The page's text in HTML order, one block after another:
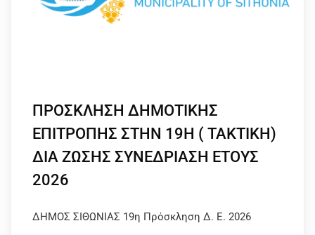
ΠΡΟΣΚΛΗΣΗ ΔΗΜΟΤΙΚΗΣ
ΕΠΙΤΡΟΠΗΣ ΣΤΗΝ 19Η ( ΤΑΚΤΙΚΗ)
ΔΙΑ ΖΩΣΗΣ ΣΥΝΕΔΡΙΑΣΗ ΕΤΟΥΣ
2026
ΔΗΜΟΣ ΣΙΘΩΝΙΑΣ 19η Πρόσκληση Δ. Ε. 2026